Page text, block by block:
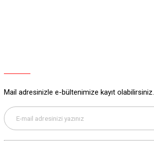
Mail adresinizle e-bültenimize kayıt olabilirsiniz.